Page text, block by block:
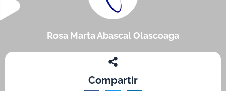
Rosa Marta Abascal Olascoaga
Compartir